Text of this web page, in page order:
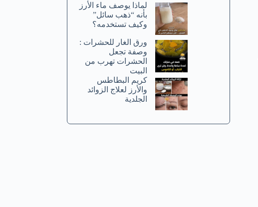
لماذا يوصف ماء الأرز
بأنه “ذهب سائل”
وكيف تستخدمه؟
ورق الغار للحشرات :
وصفة تجعل
الحشرات تهرب من
البيت
كريم البطاطس
والأرز لعلاج الزوائد
الجلدية